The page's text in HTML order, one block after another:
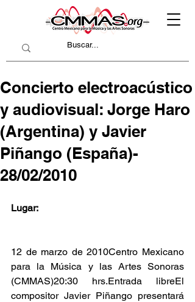
Concierto electroacústico
y audiovisual: Jorge Haro
(Argentina) y Javier
Piñango (España)-
28/02/2010
Lugar:
12 de marzo de 2010Centro Mexicano
para la Música y las Artes Sonoras
(CMMAS)20:30 hrs.Entrada libreEl
compositor Javier Piñango presentará